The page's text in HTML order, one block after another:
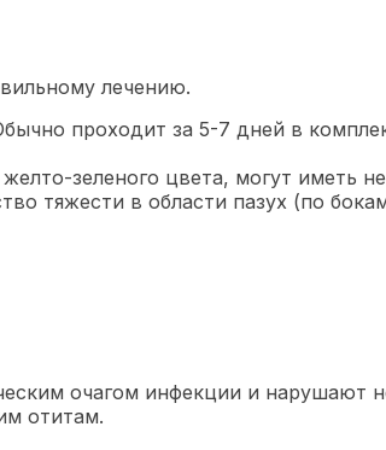
лечению.
проходит за 5-7 дней в
зеленого цвета, могут иметь
тяжести в области пазух (по
очагом инфекции и нарушают
отитам.